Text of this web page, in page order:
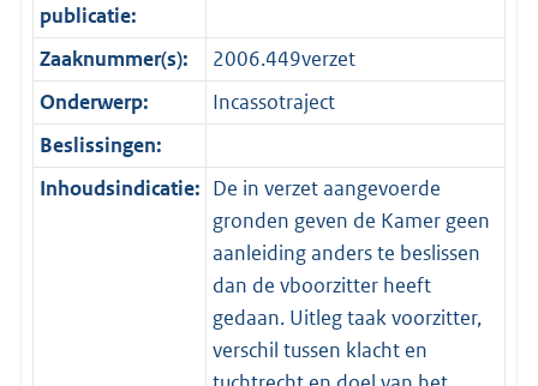
publicatie:
Zaaknummer(s):
2006.449verzet
Onderwerp:
Incassotraject
Beslissingen:
Inhoudsindicatie: De in verzet aangevoerde
gronden geven de Kamer geen
aanleiding anders te beslissen
dan de vboorzitter heeft
gedaan. Uitleg taak voorzitter,
verschil tussen klacht en